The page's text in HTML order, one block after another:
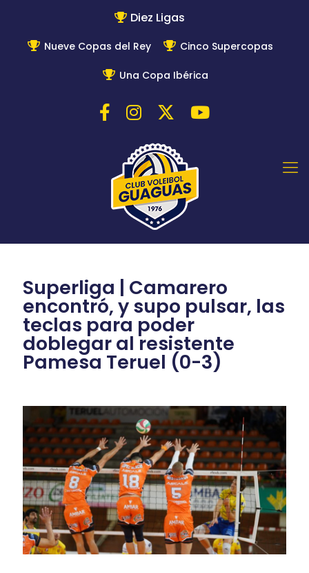
Diez Ligas
Nueve Copas del Rey Cinco Supercopas
Una Copa Ibérica
Superliga | Camarero
encontró, y supo pulsar, las
teclas para poder
doblegar al resistente
Pamesa Teruel (0-3)